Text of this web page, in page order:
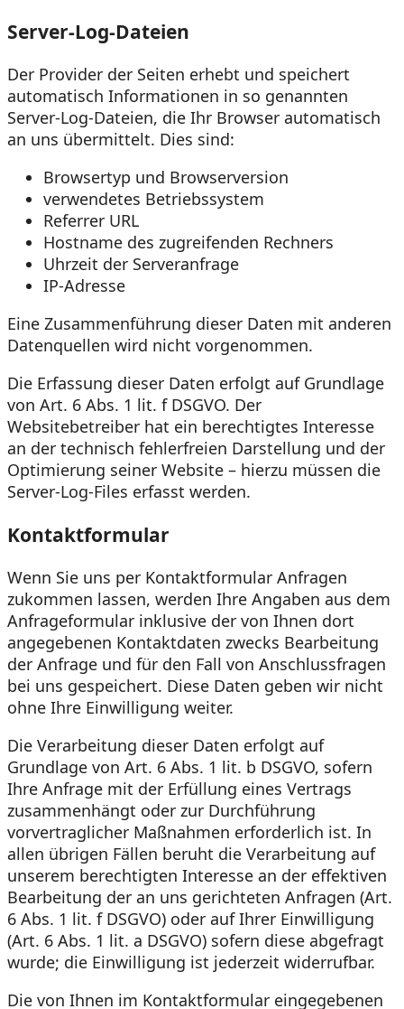
Server-Log-Dateien
Der Provider der Seiten erhebt und speichert
automatisch Informationen in so genannten
Server-Log-Dateien, die Ihr Browser automatisch
an uns übermittelt. Dies sind:
Browsertyp und Browserversion
verwendetes Betriebssystem
Referrer URL
Hostname des zugreifenden Rechners
Uhrzeit der Serveranfrage
IP-Adresse
Eine Zusammenführung dieser Daten mit anderen
Datenquellen wird nicht vorgenommen.
Die Erfassung dieser Daten erfolgt auf Grundlage
von Art. 6 Abs. 1 lit. f DSGVO. Der
Websitebetreiber hat ein berechtigtes Interesse
an der technisch fehlerfreien Darstellung und der
Optimierung seiner Website – hierzu müssen die
Server-Log-Files erfasst werden.
Kontaktformular
Wenn Sie uns per Kontaktformular Anfragen
zukommen lassen, werden Ihre Angaben aus dem
Anfrageformular inklusive der von Ihnen dort
angegebenen Kontaktdaten zwecks Bearbeitung
der Anfrage und für den Fall von Anschlussfragen
bei uns gespeichert. Diese Daten geben wir nicht
ohne Ihre Einwilligung weiter.
Die Verarbeitung dieser Daten erfolgt auf
Grundlage von Art. 6 Abs. 1 lit. b DSGVO, sofern
Ihre Anfrage mit der Erfüllung eines Vertrags
zusammenhängt oder zur Durchführung
vorvertraglicher Maßnahmen erforderlich ist. In
allen übrigen Fällen beruht die Verarbeitung auf
unserem berechtigten Interesse an der effektiven
Bearbeitung der an uns gerichteten Anfragen (Art.
6 Abs. 1 lit. f DSGVO) oder auf Ihrer Einwilligung
(Art. 6 Abs. 1 lit. a DSGVO) sofern diese abgefragt
wurde; die Einwilligung ist jederzeit widerrufbar.
Die von Ihnen im Kontaktformular eingegebenen